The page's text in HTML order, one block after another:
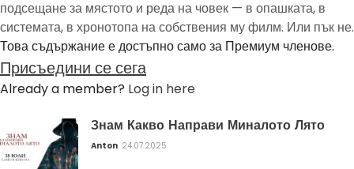
подсещане за мястото и реда на човек — в опашката, в
системата, в хронотопа на собствения му филм. Или пък не.
Това съдържание е достъпно само за Премиум членове.
Присъедини се сега
Already a member? Log in here
Знам Какво Направи Миналото Лято
Anton 24.07.2025